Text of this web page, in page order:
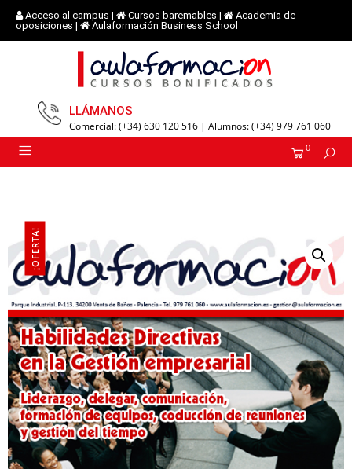
Acceso al campus | Cursos baremables |
Academia de
oposiciones | Aulaformación Business School
LLÁMANOS
Comercial: (+34) 630 120 516 | Alumnos: (+34) 979 761 060
0
¡OFERTA!